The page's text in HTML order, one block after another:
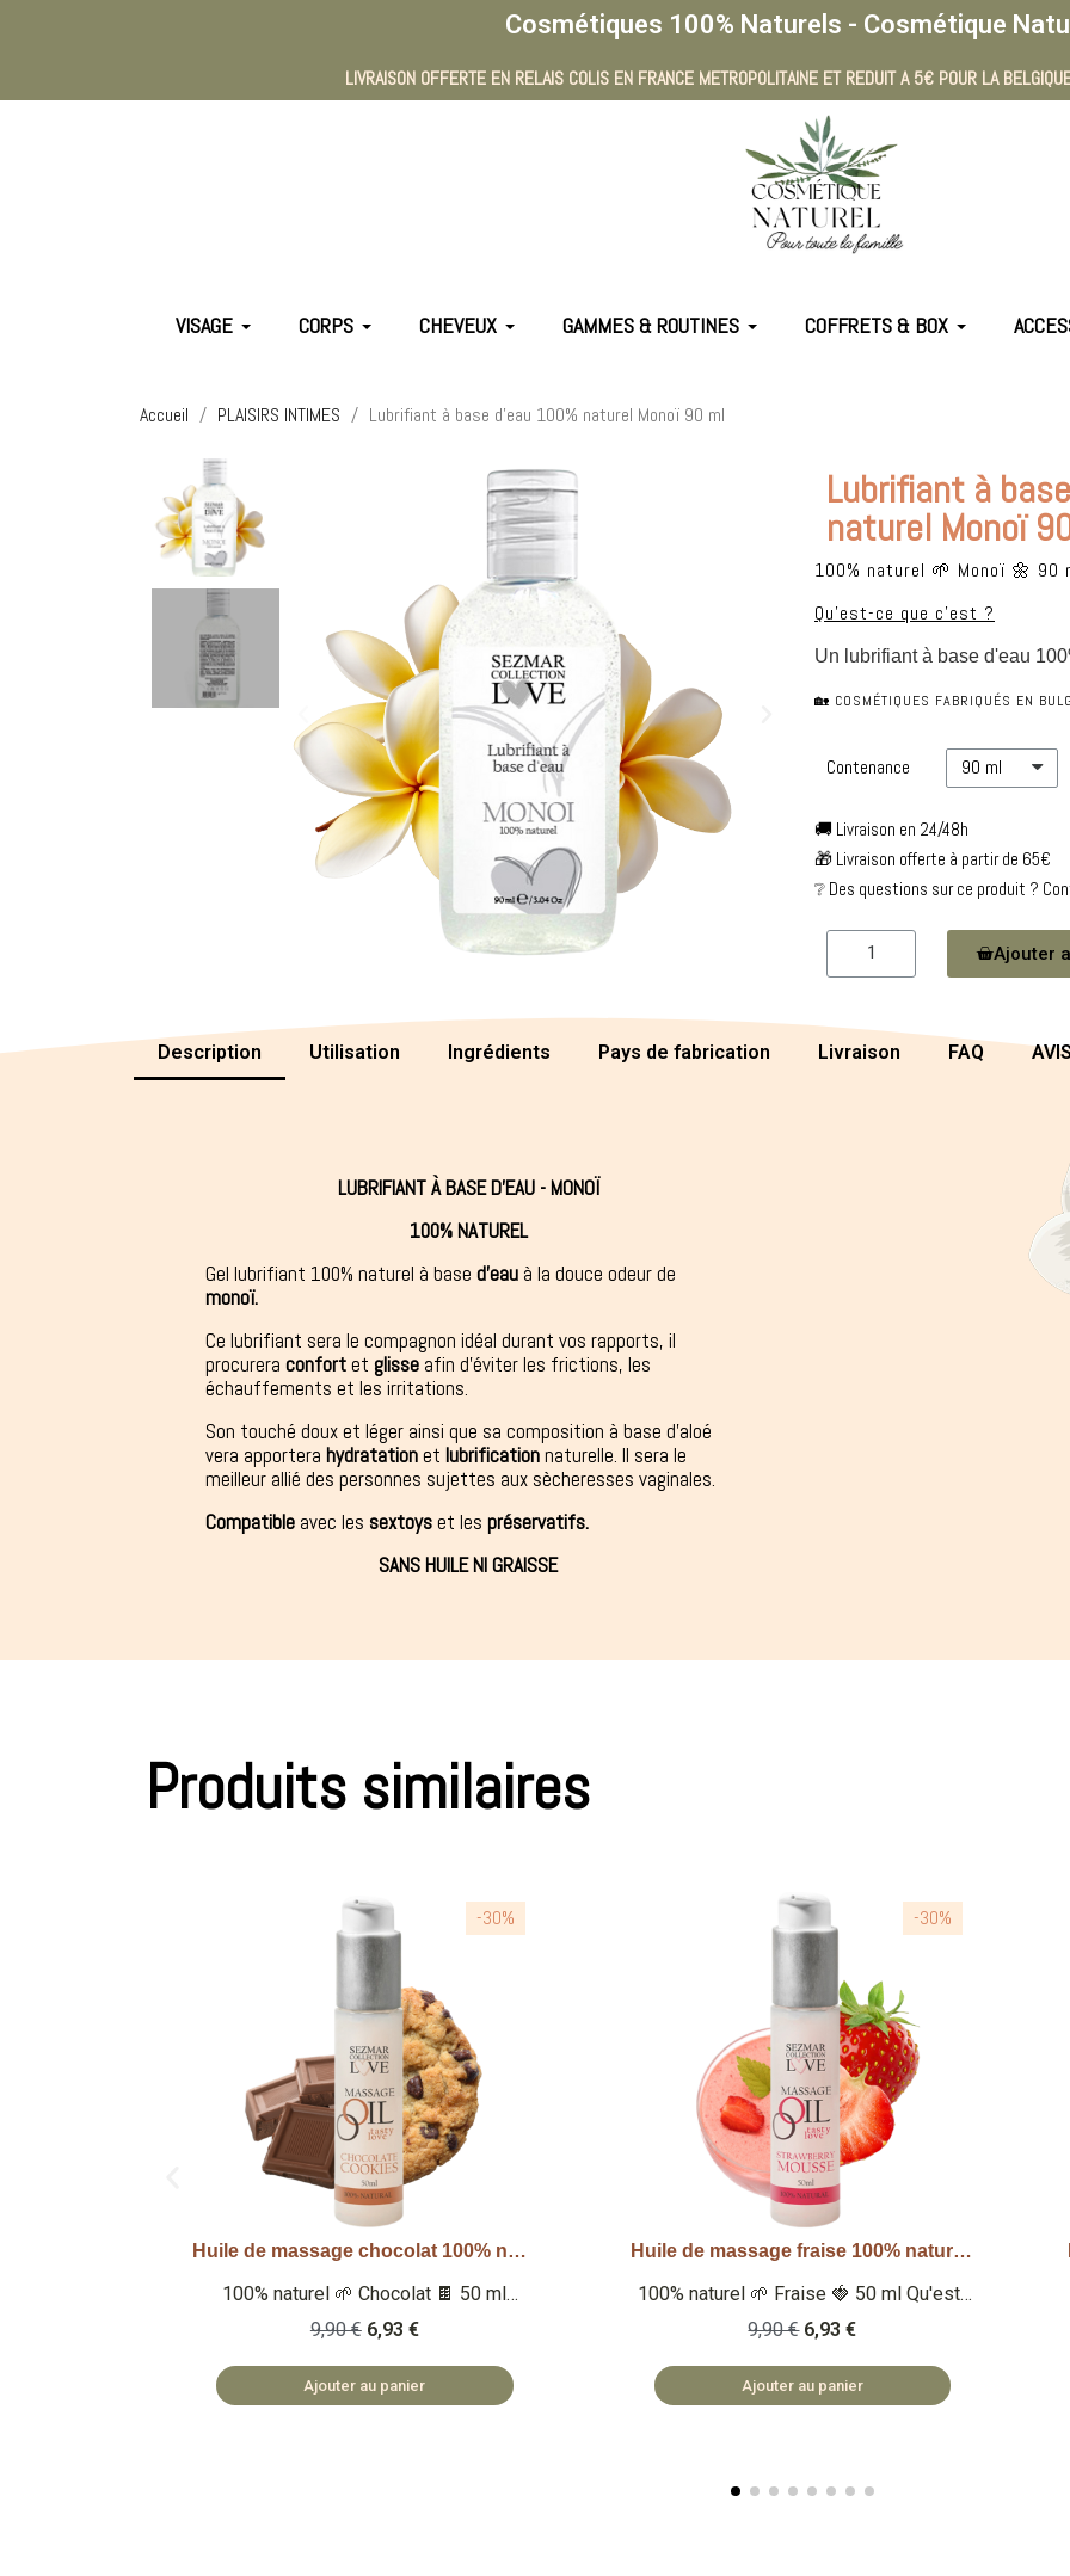
Cosmétiques 100% Naturels - Cosmétique
LIVRAISON OFFERTE EN RELAIS COLIS EN FRANCE METROPOLITAINE ET REDUIT A 5€ POUR LA
VISAGE CORPS CHEVEUX GAMMES & ROUTINES COFFRETS & BOX
Accueil PLAISIRS INTIMES Lubrifiant à base d'eau 100% naturel Monoï 90 ml
Lubrifiant à
naturel Monoï
100% naturel 🌱 Monoï 🌼 90
Qu'est-ce que c'est ?
🏡 COSMÉTIQUES FABRIQUÉS EN
Contenance
🚚 Livraison en 24/48h
🎁 Livraison offerte à partir de 65€
❔ Des questions sur ce produit ?
Ajouter
Description Utilisation Ingrédients Pays de fabrication Livraison FAQ
LUBRIFIANT À BASE D'EAU - MONOÏ
100% NATUREL
Gel lubrifiant 100% naturel à base d'eau à la douce odeur de
monoï.
Ce lubrifiant sera le compagnon idéal durant vos rapports, il
procurera confortet glisse afin d'éviter les frictions, les
échauffements et les irritations.
Son touché doux et léger ainsi que sa composition à base d'aloé
vera apportera hydratationet lubrificationnaturelle. Il sera le
meilleur allié des personnes sujettes aux sècheresses vaginales.
Compatible avec les sextoyset les préservatifs.
SANS HUILE NI GRAISSE
Produits similaires
Aperçu rapide
-30%
Huile de massage fraise 100% naturelle 50ml
100% naturel 🌱 Fraise 🍓 50 ml Qu'est-
ce que c'est ? Une huile de massage
100% naturelle à l'odeur sucrée de fraise.
🏡 COSMÉTIQUES FABRIQUÉS EN
BULGARIE 🌿 SAFE ET NATUREL
9,90 € 6,93 €
Ajouter au panier
Aperçu rapide
-30%
Huile de massage fruits de la passion 100% naturelle 50ml
100% naturel 🌱 Passion 🍍 50 ml
Qu'est-ce que c'est ? Une huile de
massage 100% naturelle à l'odeur sucrée
de fruit de la passion. 🏡 COSMÉTIQUES
FABRIQUÉS EN BULGARIE 🌿 SAFE ET
NATUREL
9,90 € 6,93 €
Ajouter au panier